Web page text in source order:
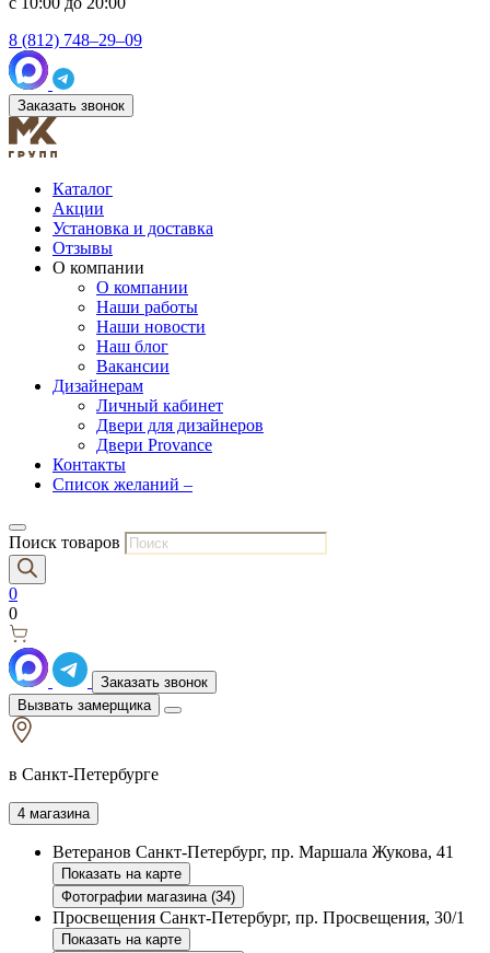
8 (812) 748–29–09
Заказать звонок
Каталог
Акции
Установка и доставка
Отзывы
О компании
О компании
Наши работы
Наши новости
Наш блог
Вакансии
Дизайнерам
Личный кабинет
Двери для дизайнеров
Двери Provance
Контакты
Список желаний –
Поиск товаров
0
0
Заказать звонок
Вызвать замерщика
в Санкт-Петербурге
4 магазина
Ветеранов Санкт-Петербург, пр. Маршала Жукова, 41
Показать на карте
Фотографии магазина (34)
Просвещения Санкт-Петербург, пр. Просвещения, 30/1
Показать на карте